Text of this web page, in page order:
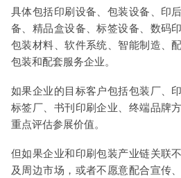
具体包括印刷设备、包装设备、印
备、精品盒设备、标签设备、数码
包装材料、软件系统、智能制造、
包装和配套服务企业。
如果企业的目标客户包括包装厂、
标签厂、书刊印刷企业、终端品牌
重点评估参展价值。
但如果企业和印刷包装产业链关联
及周边市场，或者不愿意配合宣传